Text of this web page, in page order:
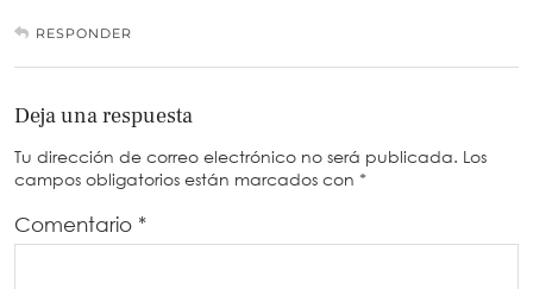
RESPONDER
Deja una respuesta
Tu dirección de correo electrónico no será publicada. Los
campos obligatorios están marcados con *
Comentario *